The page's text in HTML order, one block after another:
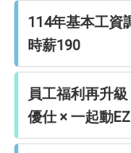
114年基本工資
時薪190
員工福利再升
優仕 × 一起動EZ